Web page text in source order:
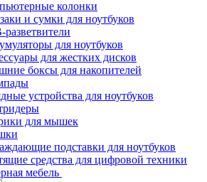
колонки
и сумки для ноутбуков
разветвители
для ноутбуков
для жестких дисков
боксы для накопителей
устройства для ноутбуков
для мышек
подставки для ноутбуков
средства для цифровой техники
мебель